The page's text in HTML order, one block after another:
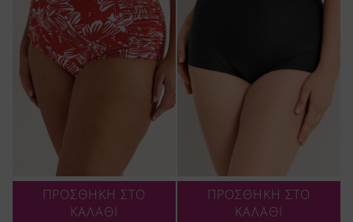
ΠΡΟΣΘΗΚΗ ΣΤΟ
ΚΑΛΑΘΙ
ΠΡΟΣΘΗΚΗ ΣΤΟ
ΚΑΛΑΘΙ